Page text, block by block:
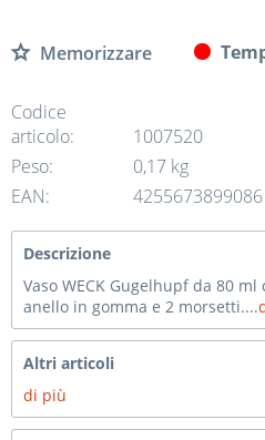
Memorizzare
Codice
articolo:
1007520
Peso:
0,17 kg
EAN:
4255673899086
Descrizione
Vaso WECK Gugelhupf da 80
anello in gomma e 2 morsetti....
Altri articoli
di più